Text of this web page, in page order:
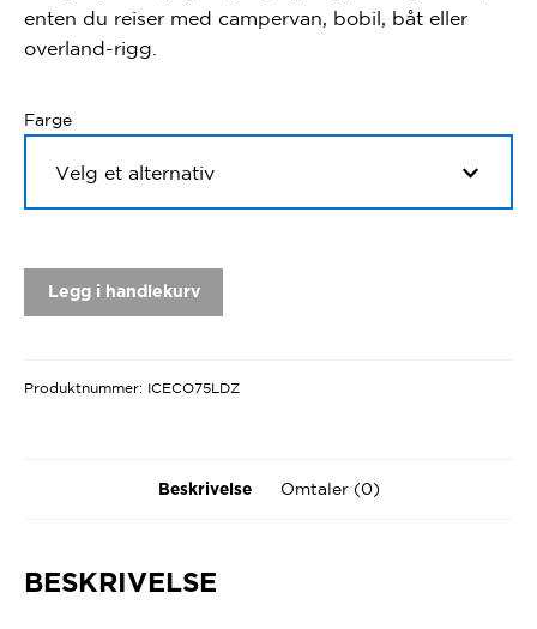
enten du reiser med campervan, bobil, båt eller
overland-rigg.
Farge
Legg i handlekurv
Produktnummer: ICECO75LDZ
Beskrivelse Omtaler (0)
BESKRIVELSE